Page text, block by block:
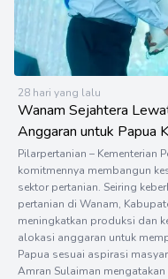
28 hari yang lalu
Wanam Sejahtera
Anggaran untuk Papua
Pilarpertanian – Kementerian
komitmennya membangun
sektor pertanian. Seiring
pertanian di Wanam,
meningkatkan produksi dan
alokasi anggaran untuk
Papua sesuai aspirasi
Amran Sulaiman